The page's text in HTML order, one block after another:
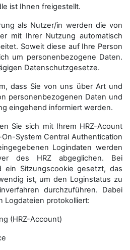
ist Ihnen freigestellt.
als Nutzer/in werden die von
mit Ihrer Nutzung automatisch
Soweit diese auf Ihre Person
um personenbezogene Daten.
Datenschutzgesetze.
dass Sie von uns über Art und
personenbezogenen Daten und
eingehend informiert werden.
Sie sich mit Ihrem HRZ-Acount
System Central Authentication
Logindaten werden
des HRZ abgeglichen. Bei
ein Sitzungscookie gesetzt, das
ist, um den Loginstatus zu
durchzuführen. Dabei
Logdateien protokolliert:
(HRZ-Account)